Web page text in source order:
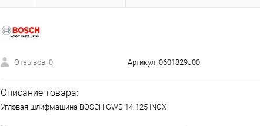
Отзывов: 0 Артикул: 0601829J00
Описание товара:
Угловая шлифмашина BOSCH GWS 14-125 INOX